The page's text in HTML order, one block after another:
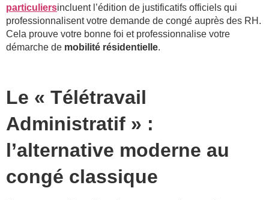
particuliersincluent l’édition de justificatifs officiels qui
professionnalisent votre demande de congé auprès des RH.
Cela prouve votre bonne foi et professionnalise votre
démarche de mobilité résidentielle.
Le « Télétravail
Administratif » :
l’alternative moderne au
congé classique